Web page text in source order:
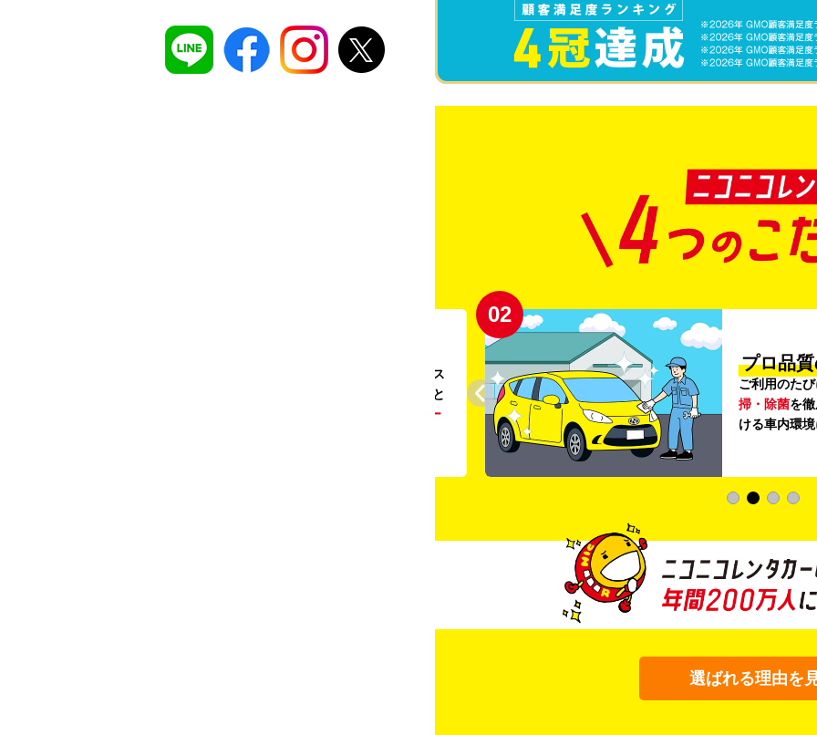
。ガソリンス
タンドや整備工場の既存インフラを活用すること
リー
02
プロ品
ご利用のた
掃・除菌を
ける車内環
選ばれる理由を